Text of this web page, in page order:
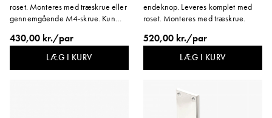
roset. Monteres med træskrue eller
gennemgående M4-skrue. Kun
Dørgrebspind: 100 mm.
430,00 kr./par
LÆG I KURV
endeknop. Leveres komplet med
roset. Monteres med træskrue.
520,00 kr./par
LÆG I KURV